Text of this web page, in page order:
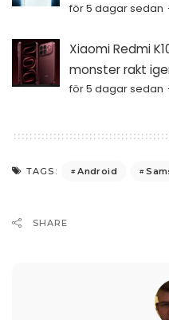
för 5 dagar sedan
Xiaomi Redmi
monster rakt
för 5 dagar sedan
TAGS: Android
SHARE